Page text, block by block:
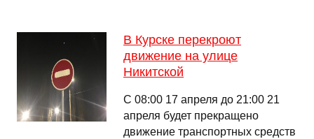
В Курске перекроют
движение на улице
Никитской
С 08:00 17 апреля до 21:00 21
апреля будет прекращено
движение транспортных средств